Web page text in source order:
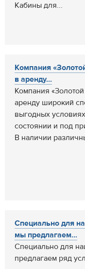
Кабины для...
Компания
в аренду...
Компания
аренду широкий
выгодных
состоянии и под
В наличии
Специально для
мы предлагаем...
Специально для
предлагаем ряд